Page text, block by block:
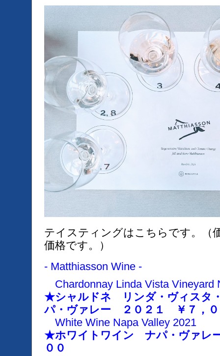
テイスティングはこちらです。（
価格です。）
- Matthiasson Wine -
Chardonnay Linda Vista Vineyard
★シャルドネ リンダ・ヴィスタ
パ・ヴァレー ２０２１ ￥７，０
White Wine Napa Valley 2021
★ホワイトワイン ナパ・ヴァレ
００